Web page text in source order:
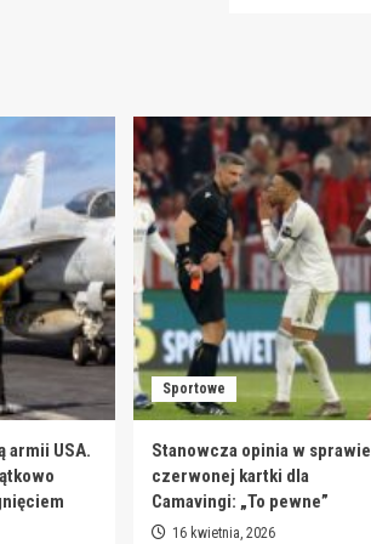
armii USA.
Sportowe
Stanowcza opinia w sprawie
czerwonej kartki dla
Camavingi: „To pewne”
16 kwietnia, 2026